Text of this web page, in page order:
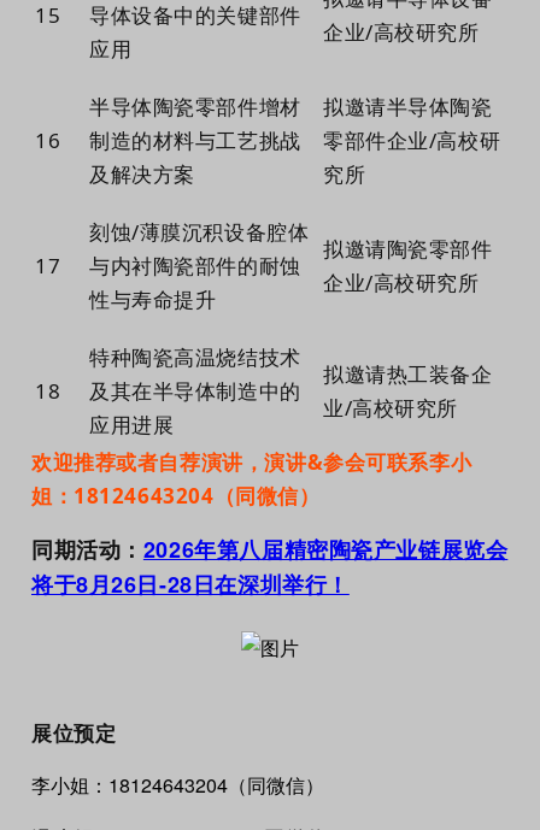
1 5
导体设备中的关键部件
应用
企业/高校研究所
1 6
半导体陶瓷零部件增材
制造的材料与工艺挑战
及解决方案
拟邀请半导体陶瓷
零部件企业/高校研
究所
1 7
刻蚀/薄膜沉积设备腔体
与内衬陶瓷部件的耐蚀
性与寿命提升
拟邀请陶瓷零部件
企业/高校研究所
1 8
特种陶瓷高温烧结技术
及其在半导体制造中的
应用进展
拟邀请热工装备企
业/高校研究所
欢迎推荐或者自荐演讲，演讲&参会可联系李小
姐：18124643204（同微信）
同期活动： 2026年第八届精密陶瓷产业链展览会
将于8月26日-28日在深圳举行！
展位预定
李小姐：18124643204（同微信）